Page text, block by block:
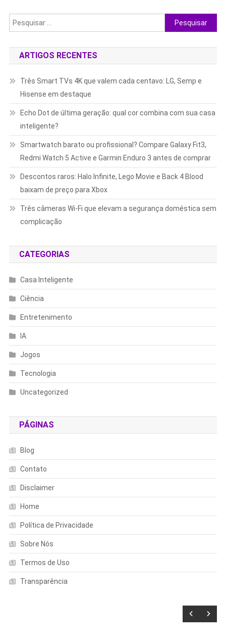
Pesquisar
por:
ARTIGOS RECENTES
Três Smart TVs 4K que valem cada centavo: LG, Semp e
Hisense em destaque
Echo Dot de última geração: qual cor combina com sua casa
inteligente?
Smartwatch barato ou profissional? Compare Galaxy Fit3,
Redmi Watch 5 Active e Garmin Enduro 3 antes de comprar
Descontos raros: Halo Infinite, Lego Movie e Back 4 Blood
baixam de preço para Xbox
Três câmeras Wi-Fi que elevam a segurança doméstica sem
complicação
CATEGORIAS
Casa Inteligente
Ciência
Entretenimento
IA
Jogos
Tecnologia
Uncategorized
PÁGINAS
Blog
Contato
Disclaimer
Home
Política de Privacidade
Sobre Nós
Termos de Uso
Transparência